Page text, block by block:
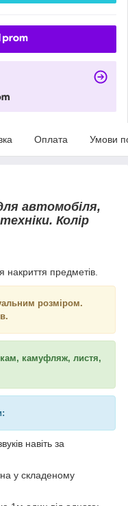
Оплата Умови
автомобіля,
Колір
накриття предметів.
розміром.
камуфляж, листя,
навіть за
у складеному